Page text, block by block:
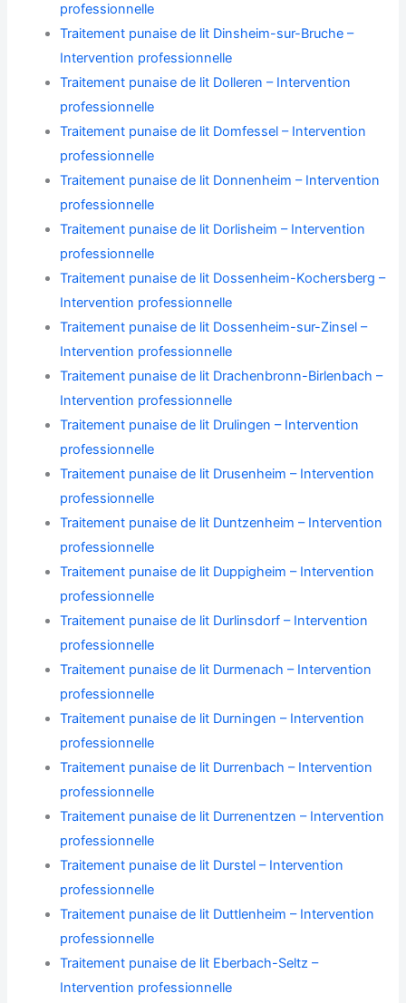
professionnelle
Traitement punaise de lit Dinsheim-sur-Bruche –
Intervention professionnelle
Traitement punaise de lit Dolleren – Intervention
professionnelle
Traitement punaise de lit Domfessel – Intervention
professionnelle
Traitement punaise de lit Donnenheim – Intervention
professionnelle
Traitement punaise de lit Dorlisheim – Intervention
professionnelle
Traitement punaise de lit Dossenheim-Kochersberg –
Intervention professionnelle
Traitement punaise de lit Dossenheim-sur-Zinsel –
Intervention professionnelle
Traitement punaise de lit Drachenbronn-Birlenbach –
Intervention professionnelle
Traitement punaise de lit Drulingen – Intervention
professionnelle
Traitement punaise de lit Drusenheim – Intervention
professionnelle
Traitement punaise de lit Duntzenheim – Intervention
professionnelle
Traitement punaise de lit Duppigheim – Intervention
professionnelle
Traitement punaise de lit Durlinsdorf – Intervention
professionnelle
Traitement punaise de lit Durmenach – Intervention
professionnelle
Traitement punaise de lit Durningen – Intervention
professionnelle
Traitement punaise de lit Durrenbach – Intervention
professionnelle
Traitement punaise de lit Durrenentzen – Intervention
professionnelle
Traitement punaise de lit Durstel – Intervention
professionnelle
Traitement punaise de lit Duttlenheim – Intervention
professionnelle
Traitement punaise de lit Eberbach-Seltz –
Intervention professionnelle